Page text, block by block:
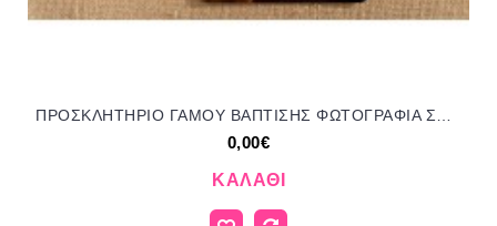
0,00€
ΚΑΛΆΘΙ